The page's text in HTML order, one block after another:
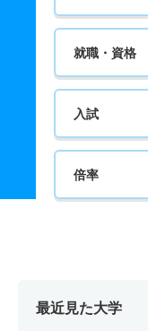
就職・資格
入試
倍率
最近見た大学